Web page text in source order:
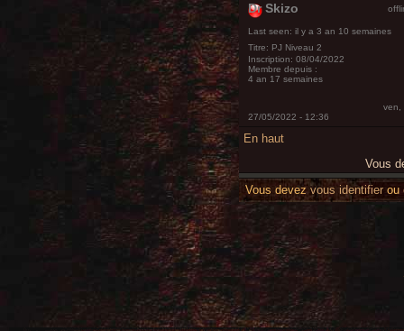
Dr Skizo
Last seen: il y a 3 an 10 semaines
Titre: PJ Niveau 2
Inscription: 08/04/2022
Membre depuis :
4 an 17 semaines
ven,
27/05/2022 - 12:36
En haut
Vous
Vous devez vous identifier ou